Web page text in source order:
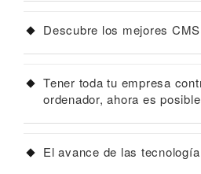
Descubre los mejores
Tener toda tu empresa
ordenador, ahora es posible
El avance de las